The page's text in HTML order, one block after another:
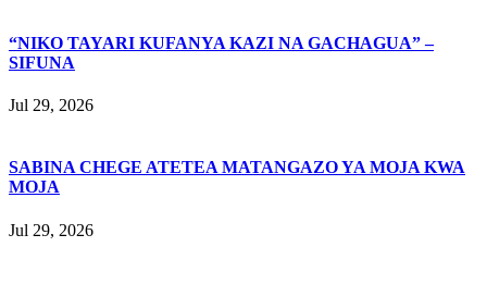
“NIKO TAYARI KUFANYA KAZI NA GACHAGUA” –
SIFUNA
Jul 29, 2026
SABINA CHEGE ATETEA MATANGAZO YA MOJA KWA
MOJA
Jul 29, 2026